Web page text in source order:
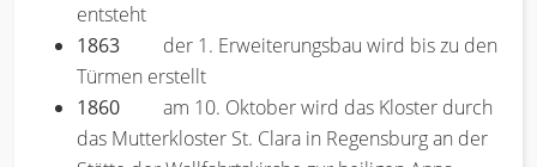
entsteht
1863 der 1. Erweiterungsbau wird bis zu den
Türmen erstellt
1860
am 10. Oktober wird das Kloster durch
das Mutterkloster St. Clara in Regensburg an der